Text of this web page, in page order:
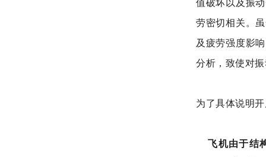
值破坏以及振
劳密切相关。
及疲劳强度影
分析，致使对
为了具体说明
飞机由于结